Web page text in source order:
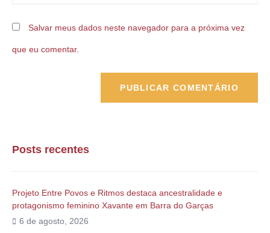
Salvar meus dados neste navegador para a próxima vez
que eu comentar.
Posts recentes
Projeto Entre Povos e Ritmos destaca ancestralidade e
protagonismo feminino Xavante em Barra do Garças
6 de agosto, 2026